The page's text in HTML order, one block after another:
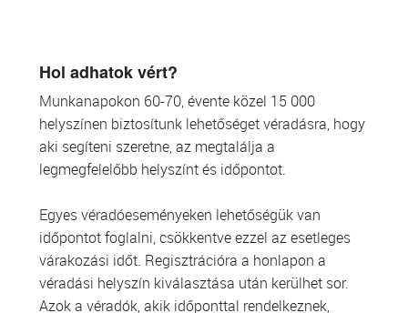
ŐSSEJT DONÁCIÓ
VÁRÓLISTÁK
Hol adhatok vért?
Munkanapokon 60-70, évente közel 15 000
helyszínen biztosítunk lehetőséget véradásra, hogy
aki segíteni szeretne, az megtalálja a
legmegfelelőbb helyszínt és időpontot.
Egyes véradóeseményeken lehetőségük van
időpontot foglalni, csökkentve ezzel az esetleges
várakozási időt. Regisztrációra a honlapon a
véradási helyszín kiválasztása után kerülhet sor.
Azok a véradók, akik időponttal rendelkeznek,